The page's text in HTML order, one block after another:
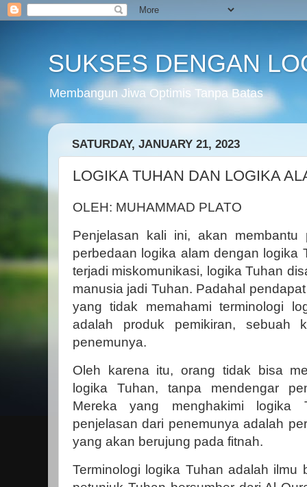
SUKSES DENGAN
Membangun Jiwa Optimis Tanpa Batas
SATURDAY, JANUARY 21, 2023
LOGIKA TUHAN DAN LOGIKA
OLEH: MUHAMMAD PLATO
Penjelasan kali ini, akan membantu
perbedaan logika alam dengan logika
terjadi miskomunikasi, logika Tuhan
manusia jadi Tuhan. Padahal
yang tidak memahami terminologi
adalah produk pemikiran, sebuah
penemunya.
Oleh karena itu, orang tidak bisa
logika Tuhan, tanpa mendengar
Mereka yang menghakimi logika
penjelasan dari penemunya adalah
yang akan berujung pada fitnah.
Terminologi logika Tuhan adalah ilmu